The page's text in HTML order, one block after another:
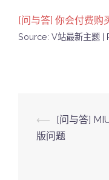
[问与答] 你会付费购
Source: V站最新主题
Post
⟵
[问与答]
版问题